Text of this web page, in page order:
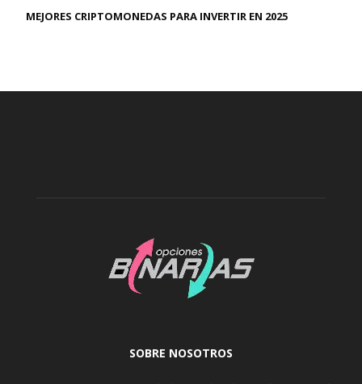
MEJORES CRIPTOMONEDAS PARA INVERTIR EN 2025
SOBRE NOSOTROS